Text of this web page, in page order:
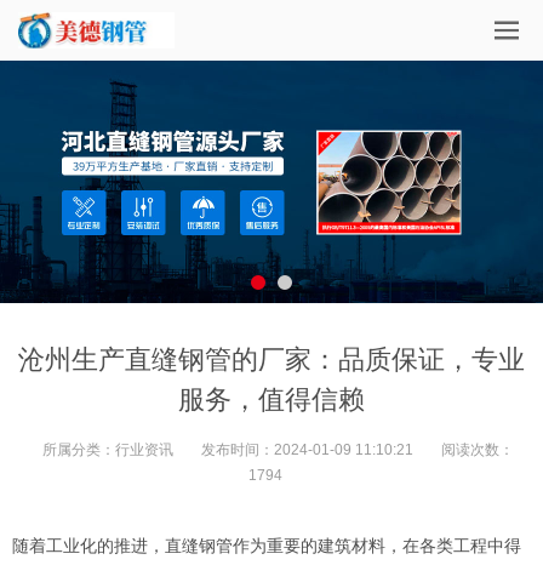
沧州生产直缝钢管的厂家：品质保证，专业
服务，值得信赖
所属分类： 行业资讯 发布时间： 2024-01-09 11:10:21
阅读次数：
1794
随着工业化的推进，直缝钢管作为重要的建筑材料，在各类工程中得